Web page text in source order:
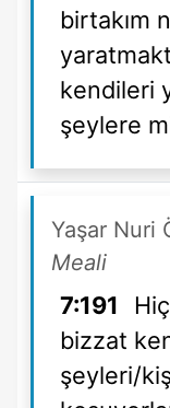
birtakım
kendileri
şeylere
Yaşar Nuri
Meali
7:191
bizzat
şeyleri/